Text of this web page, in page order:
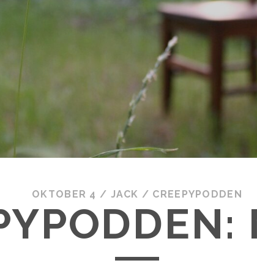
OKTOBER 4 / JACK / CREEPYPODDEN